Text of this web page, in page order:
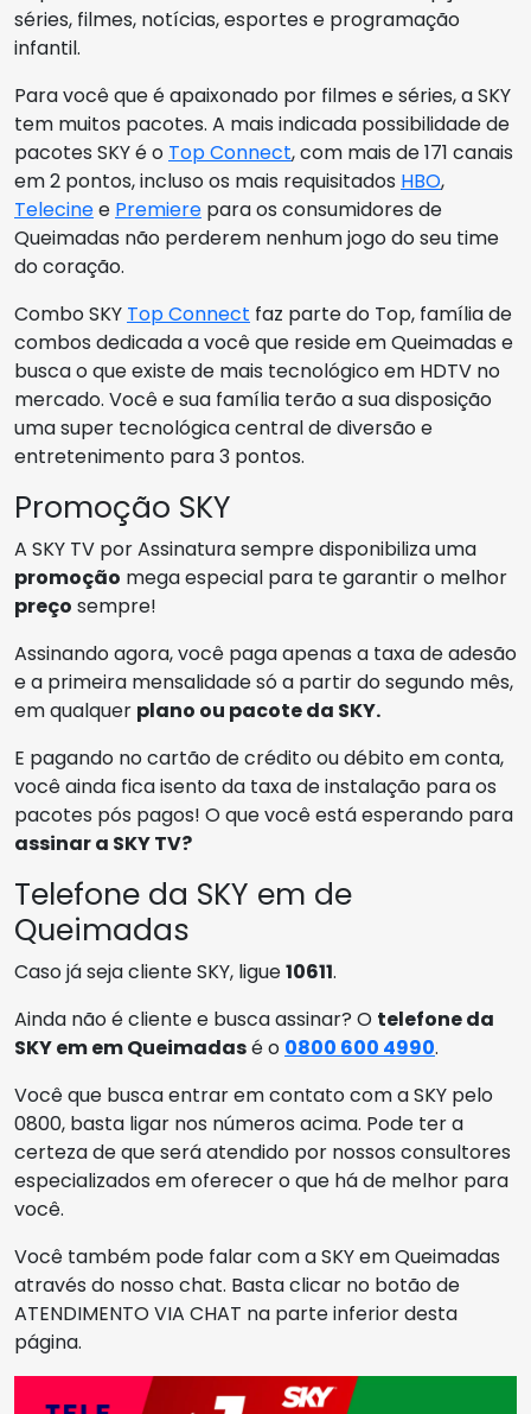
séries, filmes, notícias, esportes e programação
infantil.
Para você que é apaixonado por filmes e séries, a SKY
tem muitos pacotes. A mais indicada possibilidade de
pacotes SKY é o Top Connect, com mais de 171 canais
em 2 pontos, incluso os mais requisitados HBO,
Telecinee Premiere para os consumidores de
Queimadas não perderem nenhum jogo do seu time
do coração.
Combo SKY Top Connect faz parte do Top, família de
combos dedicada a você que reside em Queimadas e
busca o que existe de mais tecnológico em HDTV no
mercado. Você e sua família terão a sua disposição
uma super tecnológica central de diversão e
entretenimento para 3 pontos.
Promoção SKY
A SKY TV por Assinatura sempre disponibiliza uma
promoção mega especial para te garantir o melhor
preço sempre!
Assinando agora, você paga apenas a taxa de adesão
e a primeira mensalidade só a partir do segundo mês,
em qualquer plano ou pacote da SKY.
E pagando no cartão de crédito ou débito em conta,
você ainda fica isento da taxa de instalação para os
pacotes pós pagos! O que você está esperando para
assinar a SKY TV?
Telefone da SKY em de
Queimadas
Caso já seja cliente SKY, ligue10611.
Ainda não é cliente e busca assinar? O telefone da
SKY em em Queimadasé o 0800 600 4990.
Você que busca entrar em contato com a SKY pelo
0800, basta ligar nos números acima. Pode ter a
certeza de que será atendido por nossos consultores
especializados em oferecer o que há de melhor para
você.
Você também pode falar com a SKY em Queimadas
através do nosso chat. Basta clicar no botão de
ATENDIMENTO VIA CHAT na parte inferior desta
página.